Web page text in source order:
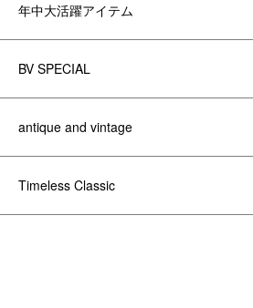
年中大活躍アイテム
BV SPECIAL
antique and vintage
Timeless Classic